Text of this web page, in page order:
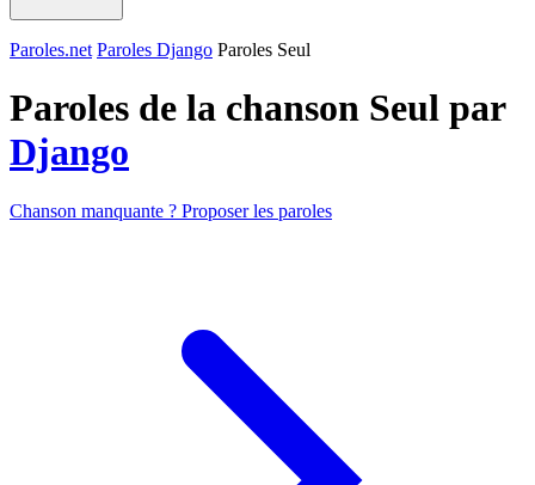
Paroles.net Paroles Django Paroles Seul
Paroles de la chanson Seul par
Django
Chanson manquante ? Proposer les paroles